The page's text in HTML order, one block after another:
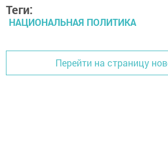
Теги:
НАЦИОНАЛЬНАЯ ПОЛИТИКА
Перейти на страницу